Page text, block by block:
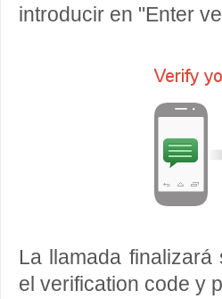
introducir en "Enter
La llamada
el verification code y